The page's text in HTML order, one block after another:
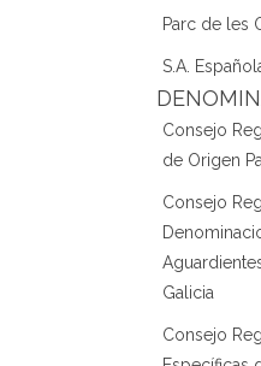
Parc de les
S.A.
Consejo
de Origen
Consejo
Galicia
Consejo